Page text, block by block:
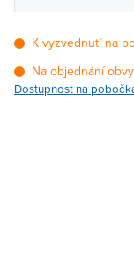
K vyzvednutí na
Na objednání
Dostupnost na